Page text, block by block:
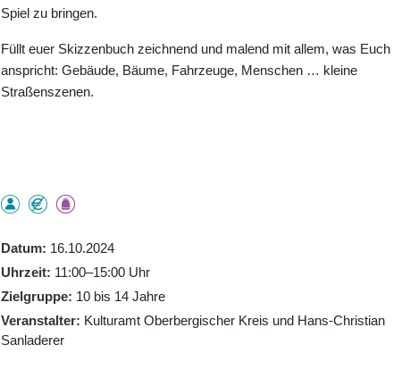
Spiel zu bringen.
Füllt euer Skizzenbuch zeichnend und malend mit allem, was Euch
anspricht: Gebäude, Bäume, Fahrzeuge, Menschen … kleine
Straßenszenen.
Datum
16.10.2024
Uhrzeit
11:00–15:00 Uhr
Zielgruppe
10 bis 14 Jahre
Veranstalter
Kulturamt Oberbergischer Kreis und Hans-Christian
Sanladerer